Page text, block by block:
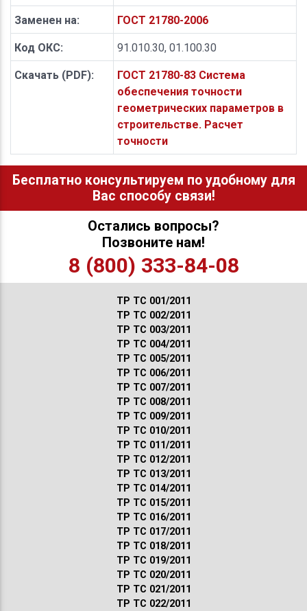
Заменен на: ГОСТ 21780-2006
Код ОКС: 91.010.30, 01.100.30
Скачать (PDF):
ГОСТ 21780-83 Система
обеспечения точности
геометрических параметров в
строительстве. Расчет
точности
Бесплатно консультируем по удобному для
Вас способу связи!
Остались вопросы?
Позвоните нам!
8 (800) 333-84-08
ТР ТС 001/2011
ТР ТС 002/2011
ТР ТС 003/2011
ТР ТС 004/2011
ТР ТС 005/2011
ТР ТС 006/2011
ТР ТС 007/2011
ТР ТС 008/2011
ТР ТС 009/2011
ТР ТС 010/2011
ТР ТС 011/2011
ТР ТС 012/2011
ТР ТС 013/2011
ТР ТС 014/2011
ТР ТС 015/2011
ТР ТС 016/2011
ТР ТС 017/2011
ТР ТС 018/2011
ТР ТС 019/2011
ТР ТС 020/2011
ТР ТС 021/2011
ТР ТС 022/2011